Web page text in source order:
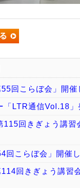
回こらぼ会」開催
「LTR通信Vol.18」
回きぎょう講習
回こらぼ会」開催
回きぎょう講習